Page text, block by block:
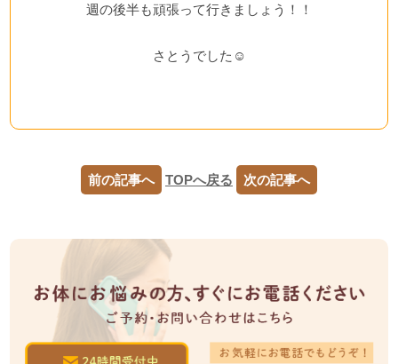
週の後半も頑張って行きましょう！！
さとうでした☺
前の記事へ TOPへ戻る 次の記事へ